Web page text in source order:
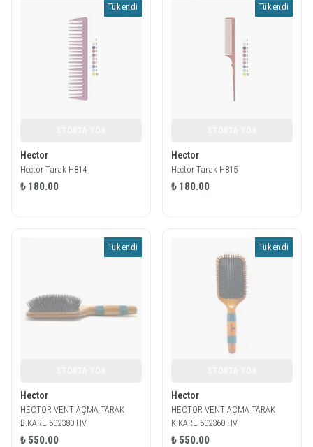
Tükendi
Hector
Hector Tarak H814
₺ 180.00
Tükendi
Hector
Hector Tarak H815
₺ 180.00
Tükendi
Hector
HECTOR VENT AÇMA TARAK
B.KARE 502380 HV
₺ 550.00
Tükendi
Hector
HECTOR VENT AÇMA TARAK
K.KARE 502360 HV
₺ 550.00